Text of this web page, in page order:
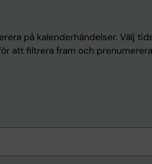
på kalenderhändelser. Välj
att filtrera fram och